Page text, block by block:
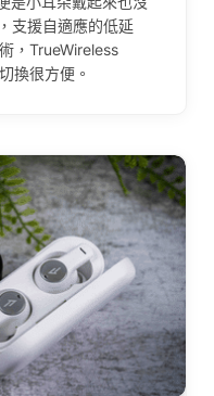
支援自適應的低延
，TrueWireless
換很方便。